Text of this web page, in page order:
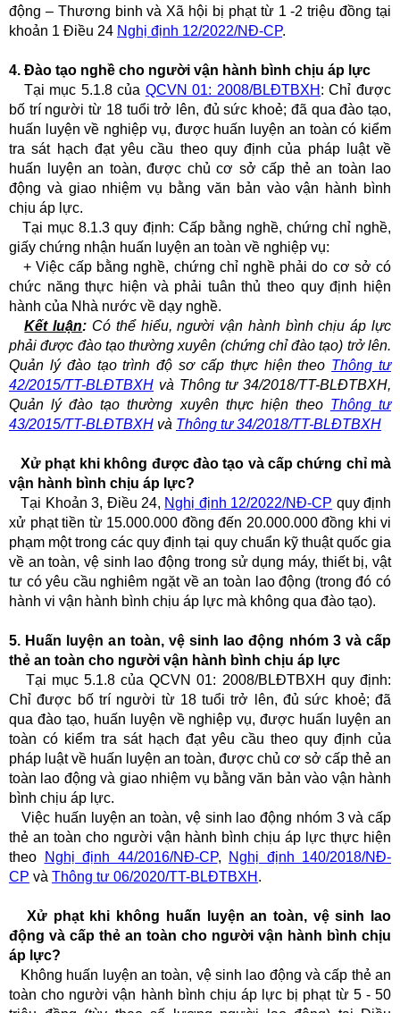
động – Thương binh và Xã hội bị phạt từ 1 -2 triệu đồng tại
khoản 1 Điều 24 Nghị định 12/2022/NĐ-CP.
4. Đào tạo nghề cho người vận hành bình chịu áp lực
Tại mục 5.1.8 của QCVN 01: 2008/BLĐTBXH : Chỉ được
bố trí người từ 18 tuổi trở lên, đủ sức khoẻ; đã qua đào tạo,
huấn luyện về nghiệp vụ, được huấn luyện an toàn có kiểm
tra sát hạch đạt yêu cầu theo quy định của pháp luật về
huấn luyện an toàn, được chủ cơ sở cấp thẻ an toàn lao
động và giao nhiệm vụ bằng văn bản vào vận hành bình
chịu áp lực.
Tại mục 8.1.3 quy định: Cấp bằng nghề, chứng chỉ nghề,
giấy chứng nhận huấn luyện an toàn về nghiệp vụ:
+ Việc cấp bằng nghề, chứng chỉ nghề phải do cơ sở có
chức năng thực hiện và phải tuân thủ theo quy định hiện
hành của Nhà nước về dạy nghề.
Kết luận: Có thể hiểu, người vận hành bình chịu áp lực
phải được đào tạo thường xuyên (chứng chỉ đào tạo) trở lên.
Quản lý đào tạo trình độ sơ cấp thực hiện theo Thông tư
42/2015/TT-BLĐTBXH và Thông tư 34/2018/TT-BLĐTBXH,
Quản lý đào tạo thường xuyên thực hiện theo Thông tư
43/2015/TT-BLĐTBXH và Thông tư 34/2018/TT-BLĐTBXH
Xử phạt khi không được đào tạo và cấp chứng chỉ mà
vận hành bình chịu áp lực?
Tại Khoản 3, Điều 24, Nghị định 12/2022/NĐ-CP quy định
xử phạt tiền từ 15.000.000 đồng đến 20.000.000 đồng khi vi
phạm một trong các quy định tại quy chuẩn kỹ thuật quốc gia
về an toàn, vệ sinh lao động trong sử dụng máy, thiết bị, vật
tư có yêu cầu nghiêm ngặt về an toàn lao động (trong đó có
hành vi vận hành bình chịu áp lực mà không qua đào tạo).
5. Huấn luyện an toàn, vệ sinh lao động nhóm 3 và cấp
thẻ an toàn cho người vận hành bình chịu áp lực
Tại mục 5.1.8 của QCVN 01: 2008/BLĐTBXH quy định:
Chỉ được bố trí người từ 18 tuổi trở lên, đủ sức khoẻ; đã
qua đào tạo, huấn luyện về nghiệp vụ, được huấn luyện an
toàn có kiểm tra sát hạch đạt yêu cầu theo quy định của
pháp luật về huấn luyện an toàn, được chủ cơ sở cấp thẻ an
toàn lao động và giao nhiệm vụ bằng văn bản vào vận hành
bình chịu áp lực.
Việc huấn luyện an toàn, vệ sinh lao động nhóm 3 và cấp
thẻ an toàn cho người vận hành bình chịu áp lực thực hiện
theo
Nghị định 44/2016/NĐ-CP,
Nghị định 140/2018/NĐ-
CP và Thông tư 06/2020/TT-BLĐTBXH .
Xử phạt khi không huấn luyện an toàn, vệ sinh lao
động và cấp thẻ an toàn cho người vận hành bình chịu
áp lực?
Không huấn luyện an toàn, vệ sinh lao động và cấp thẻ an
toàn cho người vận hành bình chịu áp lực bị phạt từ 5 - 50